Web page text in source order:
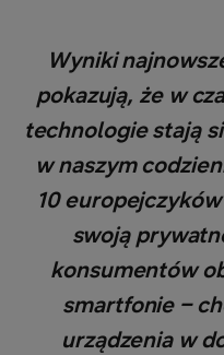
Wyniki
pokazują, że w
technologie stają
w naszym
10
swoją
konsumentów
smartfonie –
urządzenia w